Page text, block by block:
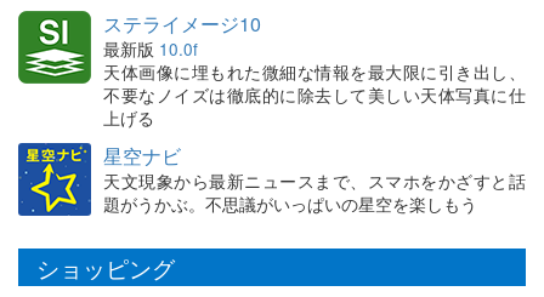
ステライメージ10
最新版 10.0f
天体画像に埋もれた微細な情報を最大限に引き出し、
不要なノイズは徹底的に除去して美しい天体写真に仕
上げる
星空ナビ
天文現象から最新ニュースまで、スマホをかざすと話
題がうかぶ。不思議がいっぱいの星空を楽しもう
ショッピング